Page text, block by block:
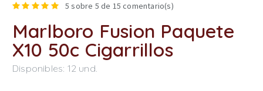
5 sobre 5 de 15 comentario(s)
Marlboro Fusion Paquete
X10 50c Cigarrillos
Disponibles: 12 und.